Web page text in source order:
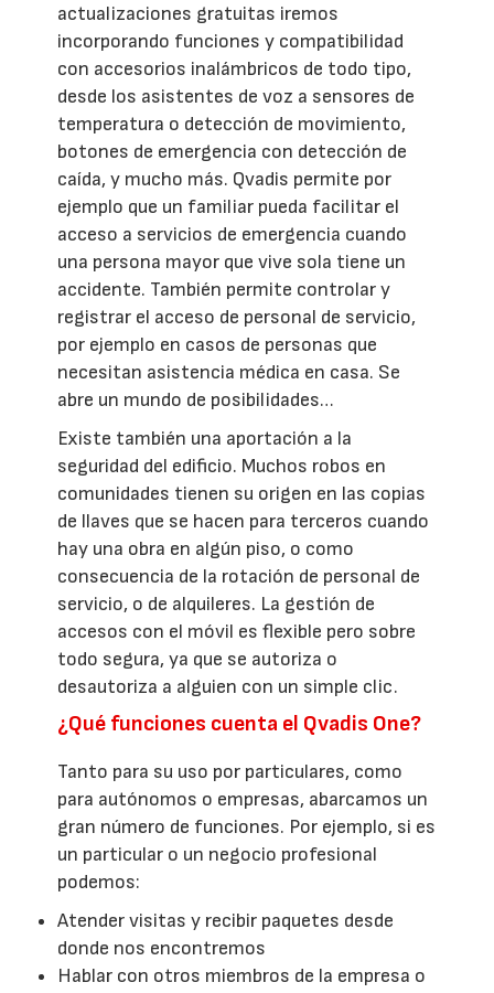
actualizaciones gratuitas iremos
incorporando funciones y compatibilidad
con accesorios inalámbricos de todo tipo,
desde los asistentes de voz a sensores de
temperatura o detección de movimiento,
botones de emergencia con detección de
caída, y mucho más. Qvadis permite por
ejemplo que un familiar pueda facilitar el
acceso a servicios de emergencia cuando
una persona mayor que vive sola tiene un
accidente. También permite controlar y
registrar el acceso de personal de servicio,
por ejemplo en casos de personas que
necesitan asistencia médica en casa. Se
abre un mundo de posibilidades…
Existe también una aportación a la
seguridad del edificio. Muchos robos en
comunidades tienen su origen en las copias
de llaves que se hacen para terceros cuando
hay una obra en algún piso, o como
consecuencia de la rotación de personal de
servicio, o de alquileres. La gestión de
accesos con el móvil es flexible pero sobre
todo segura, ya que se autoriza o
desautoriza a alguien con un simple clic.
¿Qué funciones cuenta el Qvadis One?
Tanto para su uso por particulares, como
para autónomos o empresas, abarcamos un
gran número de funciones. Por ejemplo, si es
un particular o un negocio profesional
podemos:
Atender visitas y recibir paquetes desde
donde nos encontremos
Hablar con otros miembros de la empresa o